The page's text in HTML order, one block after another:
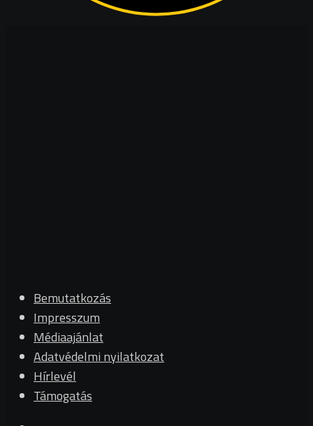
Bemutatkozás
Impresszum
Médiaajánlat
Adatvédelmi nyilatkozat
Hírlevél
Támogatás